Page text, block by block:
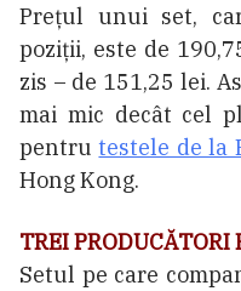
Prețul unui set,
poziții, este de
zis – de 151,25 lei.
mai mic decât cel
pentrutestele de la
Hong Kong.
TREI PRODUCĂTORI
Setul pe care